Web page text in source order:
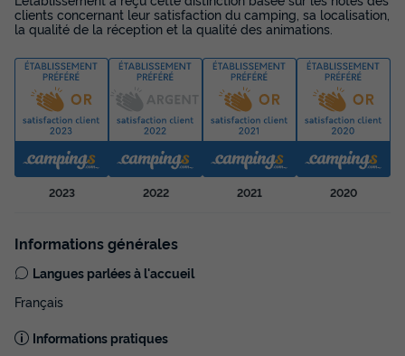
clients concernant leur satisfaction du camping, sa localisation,
la qualité de la réception et la qualité des animations.
2023 2022 2021 2020
Informations générales
Langues parlées à l'accueil
Français
Informations pratiques